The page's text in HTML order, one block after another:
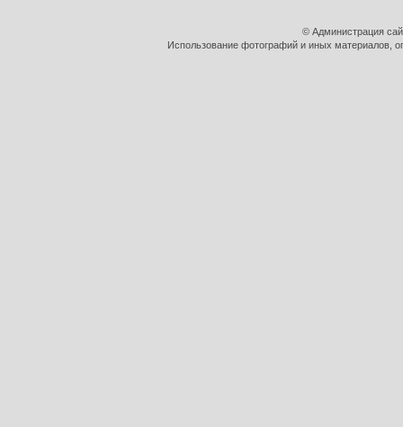
© Администрация
Использование фотографий и иных материалов,